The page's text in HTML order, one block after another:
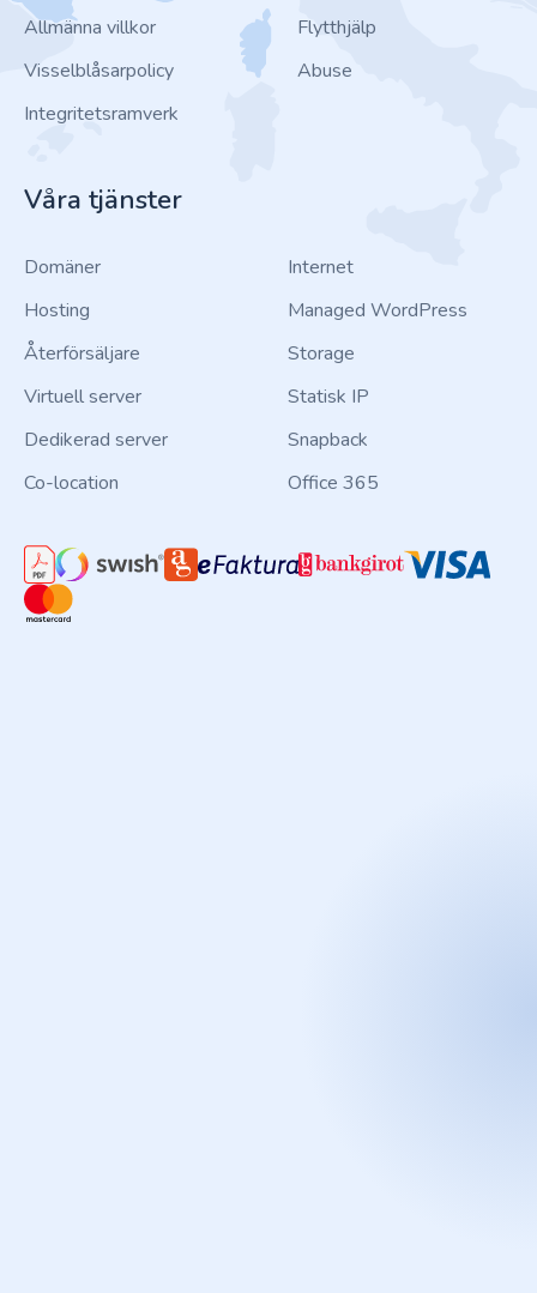
Allmänna villkor
Visselblåsarpolicy
Integritetsramverk
Flytthjälp
Abuse
Våra tjänster
Domäner
Hosting
Återförsäljare
Virtuell server
Dedikerad server
Co-location
Internet
Managed WordPress
Storage
Statisk IP
Snapback
Office 365